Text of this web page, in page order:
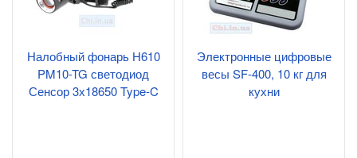
Налобный фонарь H610
PM10-TG светодиод
Сенсор 3х18650 Type-C
Электронные цифровые
весы SF-400, 10 кг для
кухни